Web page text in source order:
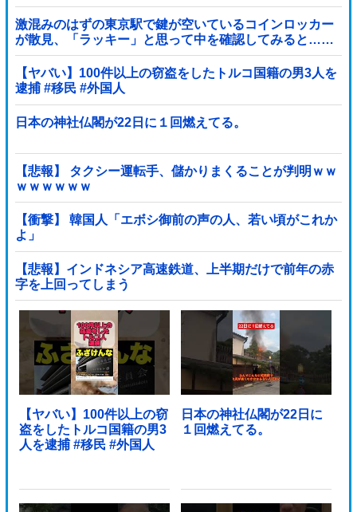
激混みのはずの東京駅で鍵が空いているコインロッカー
が散見、「ラッキー」と思って中を確認してみると……
【ヤバい】100件以上の窃盗をしたトルコ国籍の男3人を
逮捕 #移民 #外国人
日本の神社仏閣が22日に１回燃えてる。
【悲報】 タクシー運転手、儲かりまくることが判明ｗｗ
ｗｗｗｗｗｗ
【衝撃】 韓国人「エボシ御前の声の人、若い頃がこれか
よ」
【悲報】インドネシア高速鉄道、上半期だけで前年の赤
字を上回ってしまう
wwwwwwwwwwwwwwwwwwwwwwwwwwwwwwwwww
wwwwwwwwwww他
【ヤバい】100件以上の窃
盗をしたトルコ国籍の男3
人を逮捕 #移民 #外国人
日本の神社仏閣が22日に
１回燃えてる。